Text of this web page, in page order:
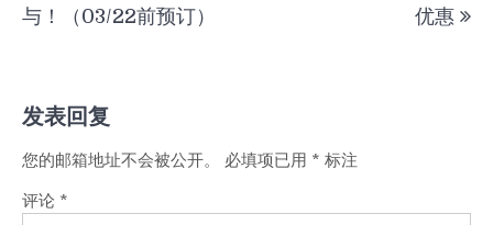
航
与！（03/22前预订）
优惠
发表回复
您的邮箱地址不会被公开。 必填项已用 * 标注
评论 *